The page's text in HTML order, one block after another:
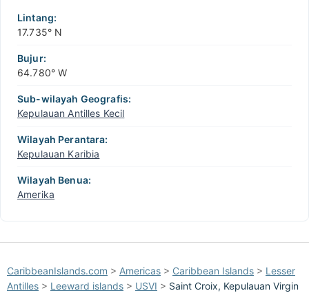
−
Lintang:
17.735° N
Bujur:
64.780° W
Sub-wilayah Geografis:
Kepulauan Antilles Kecil
Wilayah Perantara:
Kepulauan Karibia
Wilayah Benua:
Amerika
CaribbeanIslands.com > Americas > Caribbean Islands > Lesser
Antilles > Leeward islands > USVI > Saint Croix, Kepulauan Virgin